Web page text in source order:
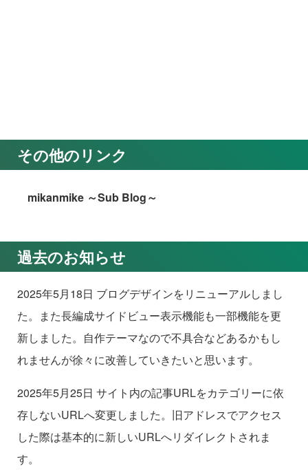
その他のリンク
mikanmike ～Sub Blog～
過去のお知らせ
2025年5月18日 ブログデザインをリニューアルしまし
た。また長編成サイドビュー表示機能も一部機能を更
新しました。自作テーマなので不具合などあるかもし
れませんが徐々に改善していきたいと思います。
2025年5月25日 サイト内の記事URLをカテゴリーに依
存しないURLへ変更しました。旧アドレスでアクセス
した際は基本的に新しいURLへリダイレクトされま
す。